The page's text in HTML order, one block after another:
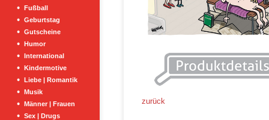
Fußball
Geburtstag
Gutscheine
Humor
International
Kindermotive
Liebe | Romantik
Musik
Männer | Frauen
Sex | Drugs
zurück